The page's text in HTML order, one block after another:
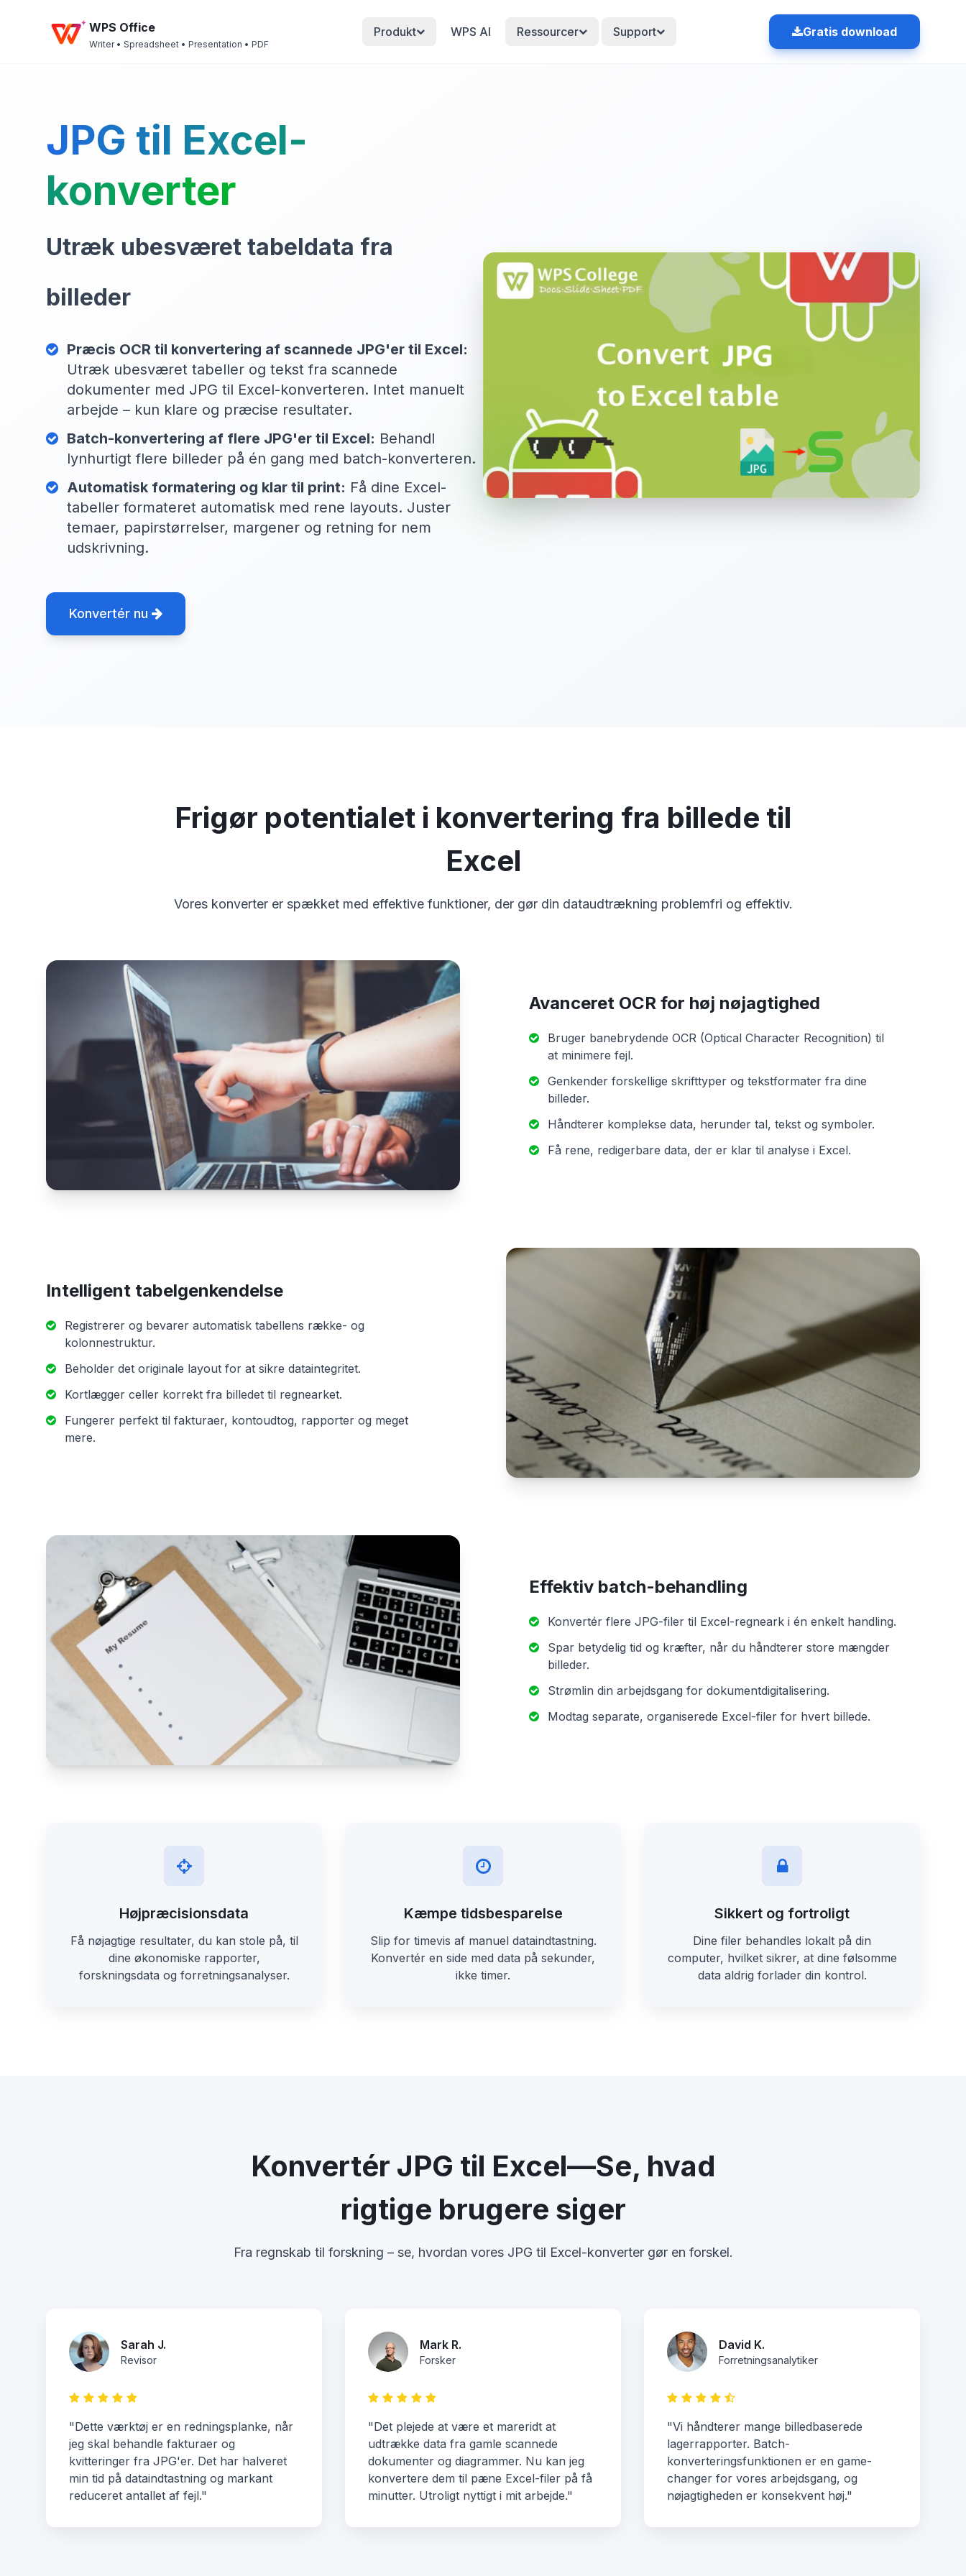
WPS Office
Writer • Spreadsheet • Presentation • PDF
Produkt WPS AI Ressourcer Support Gratis download
JPG til Excel-
konverter
Utræk ubesværet tabeldata fra
billeder
Præcis OCR til konvertering af scannede JPG'er til Excel:
Utræk ubesværet tabeller og tekst fra scannede
dokumenter med JPG til Excel-konverteren. Intet manuelt
arbejde – kun klare og præcise resultater.
Batch-konvertering af flere JPG'er til Excel: Behandl
lynhurtigt flere billeder på én gang med batch-konverteren.
Automatisk formatering og klar til print: Få dine Excel-
tabeller formateret automatisk med rene layouts. Juster
temaer, papirstørrelser, margener og retning for nem
udskrivning.
Konvertér nu
Frigør potentialet i konvertering fra billede til
Excel
Vores konverter er spækket med effektive funktioner, der gør din dataudtrækning problemfri og effektiv.
Avanceret OCR for høj nøjagtighed
Bruger banebrydende OCR (Optical Character Recognition) til
at minimere fejl.
Genkender forskellige skrifttyper og tekstformater fra dine
billeder.
Håndterer komplekse data, herunder tal, tekst og symboler.
Få rene, redigerbare data, der er klar til analyse i Excel.
Intelligent tabelgenkendelse
Registrerer og bevarer automatisk tabellens række- og
kolonnestruktur.
Beholder det originale layout for at sikre dataintegritet.
Kortlægger celler korrekt fra billedet til regnearket.
Fungerer perfekt til fakturaer, kontoudtog, rapporter og meget
mere.
Effektiv batch-behandling
Konvertér flere JPG-filer til Excel-regneark i én enkelt handling.
Spar betydelig tid og kræfter, når du håndterer store mængder
billeder.
Strømlin din arbejdsgang for dokumentdigitalisering.
Modtag separate, organiserede Excel-filer for hvert billede.
Højpræcisionsdata
Få nøjagtige resultater, du kan stole på, til
dine økonomiske rapporter,
forskningsdata og forretningsanalyser.
Kæmpe tidsbesparelse
Slip for timevis af manuel dataindtastning.
Konvertér en side med data på sekunder,
ikke timer.
Sikkert og fortroligt
Dine filer behandles lokalt på din
computer, hvilket sikrer, at dine følsomme
data aldrig forlader din kontrol.
Konvertér JPG til Excel—Se, hvad
rigtige brugere siger
Fra regnskab til forskning – se, hvordan vores JPG til Excel-konverter gør en forskel.
Sarah J.
Revisor
"Dette værktøj er en redningsplanke, når
jeg skal behandle fakturaer og
kvitteringer fra JPG'er. Det har halveret
min tid på dataindtastning og markant
reduceret antallet af fejl."
Mark R.
Forsker
"Det plejede at være et mareridt at
udtrække data fra gamle scannede
dokumenter og diagrammer. Nu kan jeg
konvertere dem til pæne Excel-filer på få
minutter. Utroligt nyttigt i mit arbejde."
David K.
Forretningsanalytiker
"Vi håndterer mange billedbaserede
lagerrapporter. Batch-
konverteringsfunktionen er en game-
changer for vores arbejdsgang, og
nøjagtigheden er konsekvent høj."